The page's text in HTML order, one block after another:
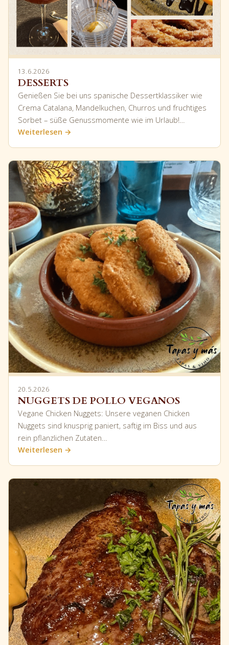
13.6.2026
DESSERTS
Genießen Sie bei uns spanische Dessertklassiker wie
Crema Catalana, Mandelkuchen, Churros und fruchtiges
Sorbet – süße Genussmomente wie im Urlaub!…
Weiterlesen →
20.5.2026
NUGGETS DE POLLO VEGANOS
Vegane Chicken Nuggets: Unsere veganen Chicken
Nuggets sind knusprig paniert, saftig im Biss und aus
rein pflanzlichen Zutaten…
Weiterlesen →